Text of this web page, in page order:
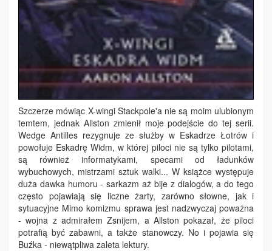
Szczerze mówiąc X-wingi Stackpole'a nie są moim ulubionym
temtem, jednak Allston zmienił moje podejście do tej serii.
Wedge Antilles rezygnuje ze służby w Eskadrze Łotrów i
powołuje Eskadrę Widm, w której piloci nie są tylko pilotami,
są również informatykami, specami od ładunków
wybuchowych, mistrzami sztuk walki... W książce występuje
duża dawka humoru - sarkazm aż bije z dialogów, a do tego
często pojawiają się liczne żarty, zarówno słowne, jak i
sytuacyjne Mimo komizmu sprawa jest nadzwyczaj poważna
- wojna z admirałem Zsnijem, a Allston pokazał, że piloci
potrafią być zabawni, a także stanowczy. No i pojawia się
Buźka - niewątpliwa zaleta lektury.